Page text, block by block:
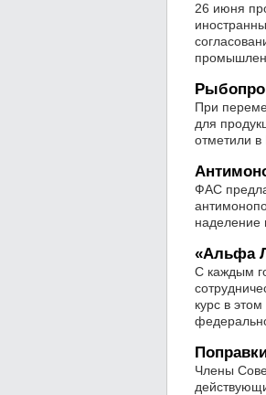
26 июня
При
для
отметили в
ФАС
наделение
«Альфа
С каждым
курс в
Члены